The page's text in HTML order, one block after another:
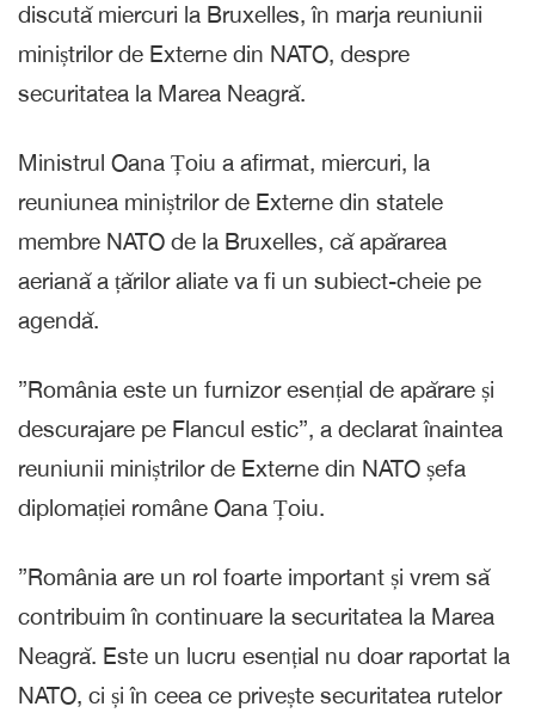
discută miercuri la Bruxelles, în marja reuniunii
miniștrilor de Externe din NATO, despre
securitatea la Marea Neagră.
Ministrul Oana Țoiu a afirmat, miercuri, la
reuniunea miniștrilor de Externe din statele
membre NATO de la Bruxelles, că apărarea
aeriană a țărilor aliate va fi un subiect-cheie pe
agendă.
”România este un furnizor esențial de apărare și
descurajare pe Flancul estic”, a declarat înaintea
reuniunii miniștrilor de Externe din NATO șefa
diplomației române Oana Țoiu.
”România are un rol foarte important și vrem să
contribuim în continuare la securitatea la Marea
Neagră. Este un lucru esențial nu doar raportat la
NATO, ci și în ceea ce privește securitatea rutelor